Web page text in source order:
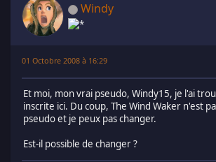
Windy
01 Octobre 2008 à 16:29
Et moi, mon vrai pseudo, Windy15, je l'ai
inscrite ici. Du coup, The Wind Waker n'est
pseudo et je peux pas changer.
Est-il possible de changer ?